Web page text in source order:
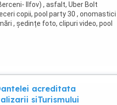
Ilfov) , asfalt, Uber Bolt
copii, pool party 30 , onomastici
, ședințe foto, clipuri video, pool
acreditata
siTurismului